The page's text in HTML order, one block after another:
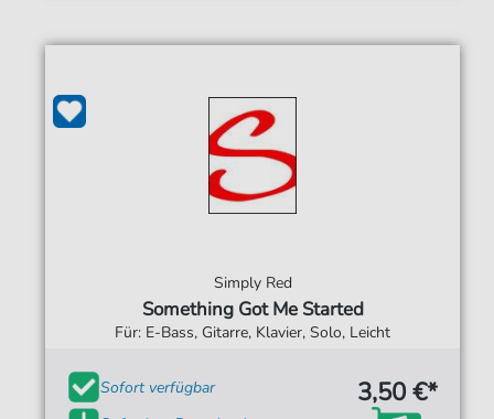
Simply Red
Something Got Me Started
Für: E-Bass, Gitarre, Klavier, Solo, Leicht
Sofort verfügbar
3,50 €*